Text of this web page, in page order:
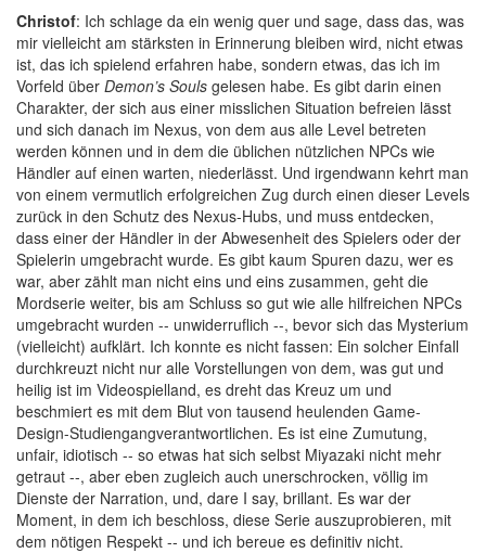
Christof: Ich schlage da ein wenig quer und sage, dass das, was
mir vielleicht am stärksten in Erinnerung bleiben wird, nicht etwas
ist, das ich spielend erfahren habe, sondern etwas, das ich im
Vorfeld über Demon’s Souls gelesen habe. Es gibt darin einen
Charakter, der sich aus einer misslichen Situation befreien lässt
und sich danach im Nexus, von dem aus alle Level betreten
werden können und in dem die üblichen nützlichen NPCs wie
Händler auf einen warten, niederlässt. Und irgendwann kehrt man
von einem vermutlich erfolgreichen Zug durch einen dieser Levels
zurück in den Schutz des Nexus-Hubs, und muss entdecken,
dass einer der Händler in der Abwesenheit des Spielers oder der
Spielerin umgebracht wurde. Es gibt kaum Spuren dazu, wer es
war, aber zählt man nicht eins und eins zusammen, geht die
Mordserie weiter, bis am Schluss so gut wie alle hilfreichen NPCs
umgebracht wurden -- unwiderruflich --, bevor sich das Mysterium
(vielleicht) aufklärt. Ich konnte es nicht fassen: Ein solcher Einfall
durchkreuzt nicht nur alle Vorstellungen von dem, was gut und
heilig ist im Videospielland, es dreht das Kreuz um und
beschmiert es mit dem Blut von tausend heulenden Game-
Design-Studiengangverantwortlichen. Es ist eine Zumutung,
unfair, idiotisch -- so etwas hat sich selbst Miyazaki nicht mehr
getraut --, aber eben zugleich auch unerschrocken, völlig im
Dienste der Narration, und, dare I say, brillant. Es war der
Moment, in dem ich beschloss, diese Serie auszuprobieren, mit
dem nötigen Respekt -- und ich bereue es definitiv nicht.